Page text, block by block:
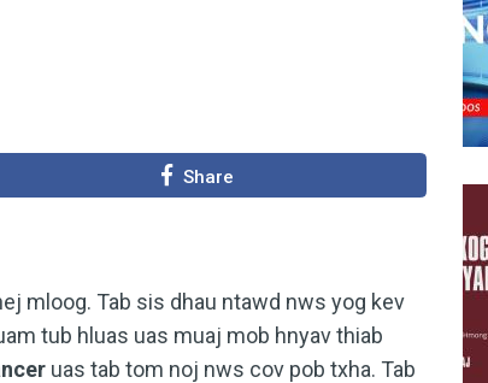
Share
mloog. Tab sis dhau ntawd nws yog kev
tub hluas uas muaj mob hnyav thiab
uas tab tom noj nws cov pob txha. Tab